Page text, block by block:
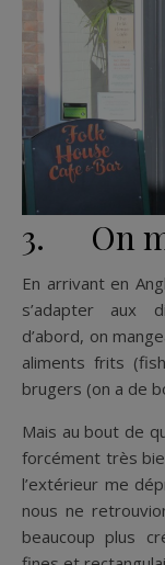
3. On
En arrivant en
s’adapter aux
d’abord, on
aliments frits
brugers (on a de
Mais au bout de
forcément très
l’extérieur me
nous ne
beaucoup plus